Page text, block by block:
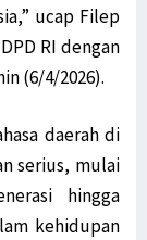
ucap Filep
RI dengan
(6/4/2026).
daerah di
serius, mulai
hingga
kehidupan